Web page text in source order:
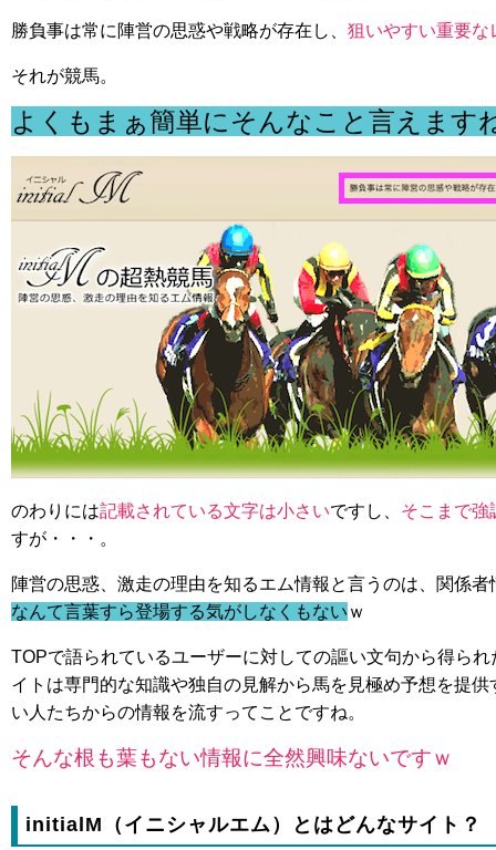
勝負事は常に陣営の思惑や戦略が存在し、 狙いやすい重要な
それが競馬。
よくもまぁ簡単にそんなこと言えます
のわりには記載されている文字は小さいですし、 そこまで強
すが・・・。
陣営の思惑、激走の理由を知るエム情報と言うのは、関係
なんて言葉すら登場する気がしなくもない ｗ
TOPで語られているユーザーに対しての謳い文句から得ら
イトは専門的な知識や独自の見解から馬を見極め予想を提
い人たちからの情報を流すってことですね。
そんな根も葉もない情報に全然興味ないですｗ
initialM（イニシャルエム）とはどんなサイト？